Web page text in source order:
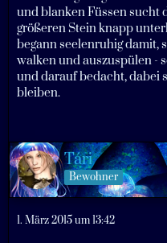
und blanken Füssen sucht
größeren Stein knapp
begann seelenruhig damit,
walken und auszuspülen -
und darauf bedacht, dabei
bleiben.
Tári
Bewohner
1. März 2015 um 13:42